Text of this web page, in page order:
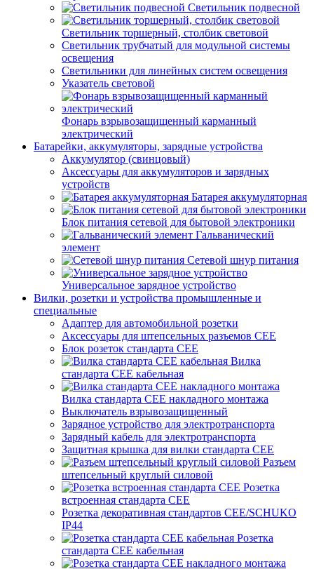
Светильник подвесной
Светильник торшерный, столбик световой
Светильник трубчатый для модульной системы
освещения
Светильники для линейных систем освещения
Указатель световой
Фонарь взрывозащищенный карманный
электрический
Батарейки, аккумуляторы, зарядные устройства
Аккумулятор (свинцовый)
Аксессуары для аккумуляторов и зарядных
устройств
Батарея аккумуляторная
Блок питания сетевой для бытовой электроники
Гальванический
элемент
Сетевой шнур питания
Универсальное зарядное устройство
Вилки, розетки и устройства промышленные и
специальные
Адаптер для автомобильной розетки
Аксессуары для штепсельных разъемов CEE
Блок розеток стандарта CEE
Вилка
стандарта CEE кабельная
Вилка стандарта CEE накладного монтажа
Выключатель взрывозащищенный
Зарядное устройство для электротранспорта
Зарядный кабель для электротранспорта
Защитная крышка для вилки стандарта CEE
Разъем
штепсельный круглый силовой
Розетка
встроенная стандарта CEE
Розетка декоративная стандартов CEE/SCHUKO
IP44
Розетка
стандарта СЕЕ кабельная